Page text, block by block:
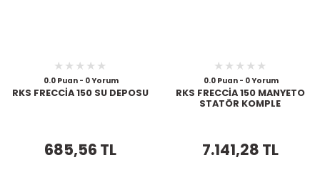
0.0 Puan - 0 Yorum
RKS FRECCİA 150 SU DEPOSU
685,56 TL
0.0 Puan - 0 Yorum
RKS FRECCİA 150 MANYETO
STATÖR KOMPLE
7.141,28 TL